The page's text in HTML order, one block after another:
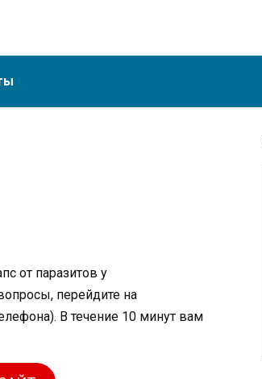
от паразитов у
перейдите на
В течение 10 минут вам